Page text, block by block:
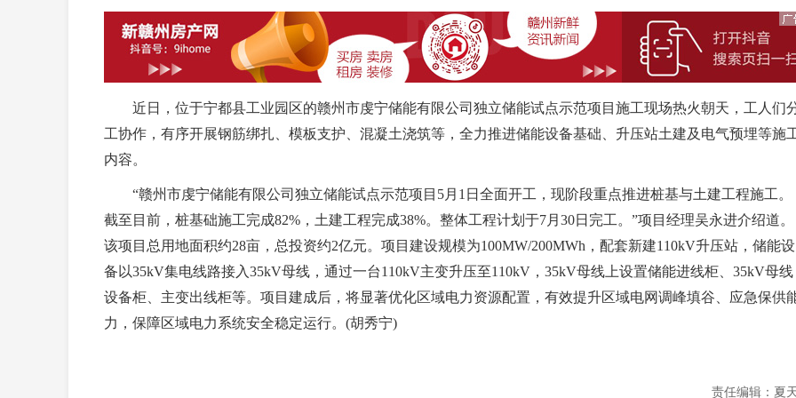
近日，位于宁都县工业园区的赣州市虔宁储能有限公司独立储能试点示范项目施工现场热火朝天，工人们
工协作，有序开展钢筋绑扎、模板支护、混凝土浇筑等，全力推进储能设备基础、升压站土建及电气预埋等施
内容。
“赣州市虔宁储能有限公司独立储能试点示范项目5月1日全面开工，现阶段重点推进桩基与土建工程施工。
截至目前，桩基础施工完成82%，土建工程完成38%。整体工程计划于7月30日完工。”项目经理吴永进介绍道。
该项目总用地面积约28亩，总投资约2亿元。项目建设规模为100MW/200MWh，配套新建110kV升压站，储能设
备以35kV集电线路接入35kV母线，通过一台110kV主变升压至110kV，35kV母线上设置储能进线柜、35kV母线
设备柜、主变出线柜等。项目建成后，将显著优化区域电力资源配置，有效提升区域电网调峰填谷、应急保供
力，保障区域电力系统安全稳定运行。(胡秀宁)
责任编辑：夏